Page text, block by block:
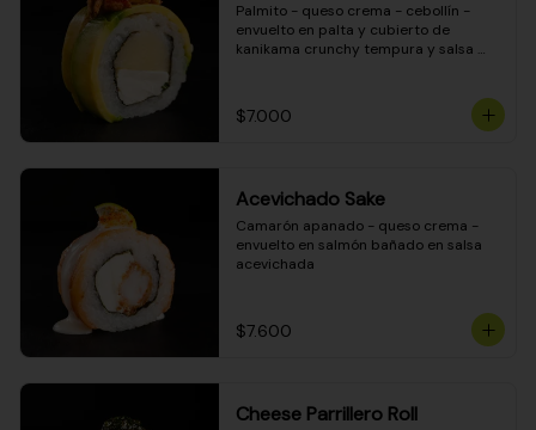
Palmito - queso crema - cebollín -
envuelto en palta y cubierto de
kanikama crunchy tempura y salsa
$7.000
Acevichado Sake
Camarón apanado - queso crema -
envuelto en salmón bañado en salsa
acevichada
$7.600
Cheese Parrillero Roll